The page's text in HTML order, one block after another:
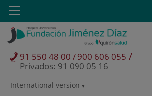
Saltar al contenido
Saltar
contenido
SelectorInternational version
91 550 48 00 / 900 606 055 /
Privados: 91 090 05 16
Toggle
navigation